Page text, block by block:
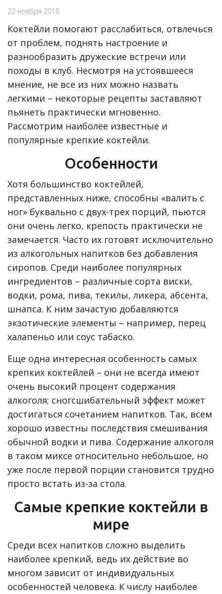
22 ноября 2018
Коктейли помогают расслабиться, отвлечься
от проблем, поднять настроение и
разнообразить дружеские встречи или
походы в клуб. Несмотря на устоявшееся
мнение, не все из них можно назвать
легкими – некоторые рецепты заставляют
пьянеть практически мгновенно.
Рассмотрим наиболее известные и
популярные крепкие коктейли.
Особенности
Хотя большинство коктейлей,
представленных ниже, способны «валить с
ног» буквально с двух-трех порций, пьются
они очень легко, крепость практически не
замечается. Часто их готовят исключительно
из алкогольных напитков без добавления
сиропов. Среди наиболее популярных
ингредиентов – различные сорта виски,
водки, рома, пива, текилы, ликера, абсента,
шнапса. К ним зачастую добавляются
экзотические элементы – например, перец
халапеньо или соус табаско.
Еще одна интересная особенность самых
крепких коктейлей – они не всегда имеют
очень высокий процент содержания
алкоголя; сногсшибательный эффект может
достигаться сочетанием напитков. Так, всем
хорошо известны последствия смешивания
обычной водки и пива. Содержание алкоголя
в таком миксе относительно небольшое, но
уже после первой порции становится трудно
просто встать из-за стола.
Самые крепкие коктейли в
мире
Среди всех напитков сложно выделить
наиболее крепкий, ведь их действие во
многом зависит от индивидуальных
особенностей человека. К числу наиболее